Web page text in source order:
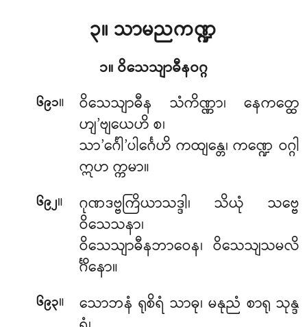
၃။ သာမညကဏ္ဍ
၁။ ဝိသေသျာဓီနဝဂ္ဂ
၆၉၁။
ဝိသေသျာဓီန သံကိဏ္ဏာ၊ နေကတ္ထေ
ဟျ’ဗျယေဟိ စ၊
သာ’င်္ဂေါ’ပါင်္ဂေဟိ ကထျန္တေ၊ ကဏ္ဍေ ဝဂ္ဂါ
ဣဟ က္ကမာ။
၆၉၂။ ဂုဏဒဗ္ဗကြိယာသဒ္ဒါ၊ သိယုံ သဗ္ဗေ
ဝိသေသနာ၊
ဝိသေသျာဓီနဘာဝေန၊ ဝိသေသျသမလိ
င်္ဂိနော။
၆၉၃။
သောဘနံ ရုစိရံ သာဓု၊ မနုညံ စာရု သုန္ဒ